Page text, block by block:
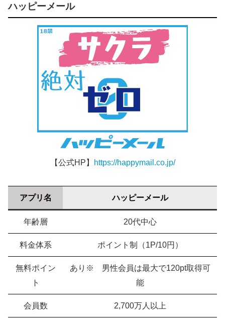
ハッピーメール
【公式HP】 https://happymail.co.jp/
アプリ名 ハッピーメール
年齢層 20代中心
料金体系 ポイント制（1P/10円）
無料ポイン
ト
あり※ 男性会員は最大で120pt取得可
能
会員数 2,700万人以上